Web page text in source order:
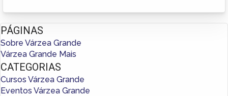
PÁGINAS
Sobre Várzea Grande
Várzea Grande Mais
CATEGORIAS
Cursos Várzea Grande
Eventos Várzea Grande